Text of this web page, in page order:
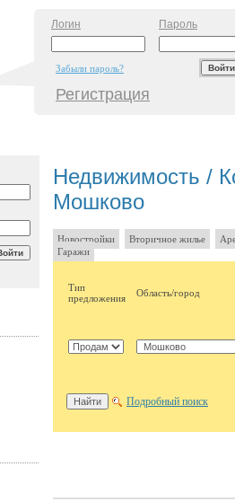
Логин Пароль
Забыли пароль?
Регистрация
Недвижимость /
Мошково
Новостройки Вторичное жилье
Гаражи
Тип
предложения
Область/город
Подробный поиск